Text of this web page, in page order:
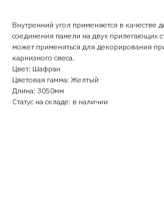
Внутренний угол применяется в качестве
соединения панели на двух прилегающих
может применяться для декорирования
карнизного свеса.
Цвет: Шафран
Цветовая гамма: Желтый
Длина: 3050мм
Статус на складе: в наличии